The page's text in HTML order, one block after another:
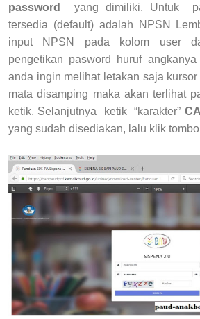
password
yang dimiliki. Untuk
tersedia (default) adalah NPSN
input NPSN pada kolom user
pengetikan pasword huruf
anda ingin melihat letakan saja
mata disamping maka akan terlihat
ketik. Selanjutnya ketik “karakter”
yang sudah disediakan, lalu klik tombol